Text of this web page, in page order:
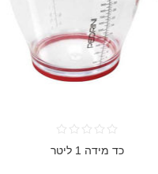
כד מידה 1 ליטר